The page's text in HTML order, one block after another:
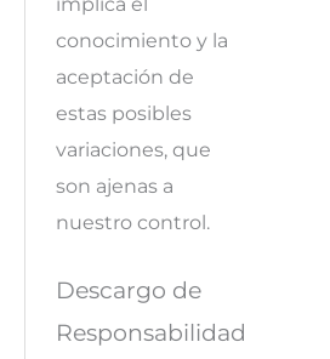
conocimiento y la
aceptación de
estas posibles
variaciones, que
son ajenas a
nuestro control.
Descargo de
Responsabilidad